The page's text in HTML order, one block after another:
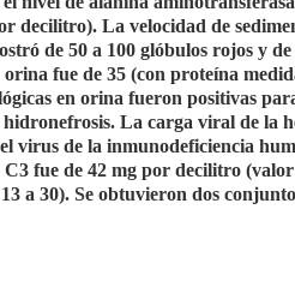
decilitro). La velocidad de
de 50 a 100 glóbulos rojos y
fue de 35 (con proteína
en orina fueron positivas
La carga viral de la
virus de la inmunodeficiencia
fue de 42 mg por decilitro
a 30). Se obtuvieron dos